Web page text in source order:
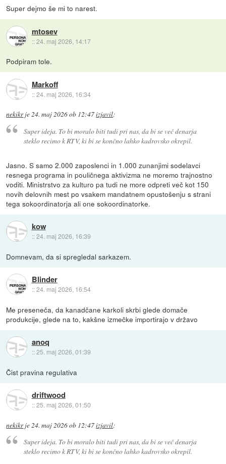
Super dejmo še mi to narest.
mtosev
::24. maj 2026, 14:17
Podpiram tole.
Markoff
::24. maj 2026, 16:34
nekikrje24. maj 2026 ob 12:47izjavil:
Super ideja. To bi moralo biti tudi pri nas, da bi se več denarja
steklo recimo k RTV, ki bi se končno lahko kadrovsko okrepil.
Jasno. S samo 2.000 zaposlenci in 1.000 zunanjimi sodelavci
resnega programa in pouličnega aktivizma ne moremo trajnostno
voditi. Ministrstvo za kulturo pa tudi ne more odpreti več kot 150
novih delovnih mest po vsakem mandatnem opustošenju s strani
tega sokoordinatorja ali one sokoordinatorke.
kow
::24. maj 2026, 16:39
Domnevam, da si spregledal sarkazem.
Blinder
::24. maj 2026, 16:54
Me preseneča, da kanadčane karkoli skrbi glede domače
produkcije, glede na to, kakšne izmečke importirajo v državo
anoq
::25. maj 2026, 01:39
Čist pravina regulativa
driftwood
::25. maj 2026, 01:50
nekikrje24. maj 2026 ob 12:47izjavil:
Super ideja. To bi moralo biti tudi pri nas, da bi se več denarja
steklo recimo k RTV, ki bi se končno lahko kadrovsko okrepil.